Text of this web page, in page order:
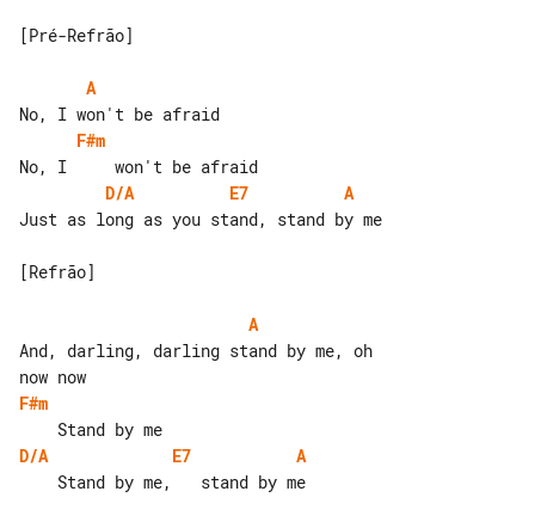
[Pré-Refrão]
A
F#m
D/A
E7
A
Just as long as you stand, stand by me
[Refrão]
A
And, darling, darling stand by me, oh
F#m
D/A
E7
A